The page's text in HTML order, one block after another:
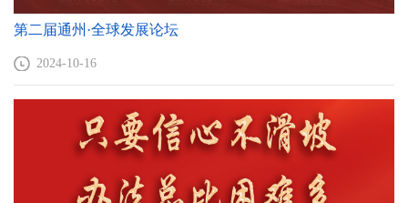
第二届通州·全球发展论坛
2024-10-16